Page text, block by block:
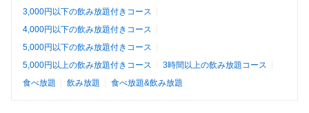
3,000円以下の飲み放題付きコース
4,000円以下の飲み放題付きコース
5,000円以下の飲み放題付きコース
5,000円以上の飲み放題付きコース
3時間以上の飲み放題コース
食べ放題
飲み放題 食べ放題&飲み放題